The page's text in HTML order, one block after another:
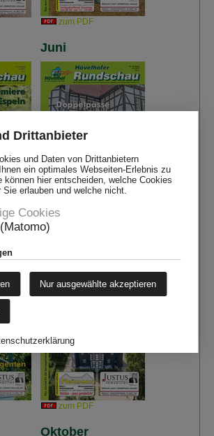
Drittanbieter
und Daten von Drittanbietern
ein optimales Webseiten-Erlebnis zu
können hier entscheiden, welche Cookies
erlauben und welche nicht.
Cookies
Nur ausgewählte akzeptieren
zum PDF
Juni
zum PDF
zum PDF
Oktober